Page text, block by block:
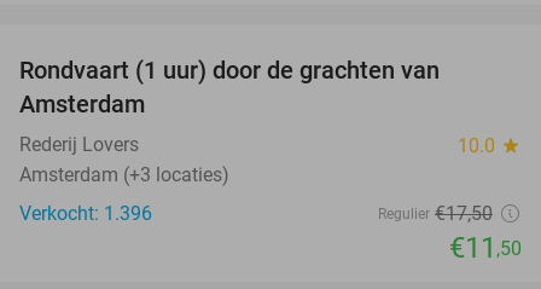
Rondvaart (1 uur) door de grachten van
Amsterdam
Rederij Lovers 10.0 star
Amsterdam (+3 locaties)
Verkocht: 1.396
Regulier €17,50
€11 ,50